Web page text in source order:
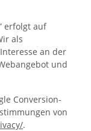
erfolgt auf
als
an der
und
Conversion-
von
.